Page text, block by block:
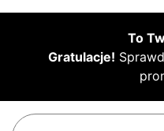
To
Gratulacje!